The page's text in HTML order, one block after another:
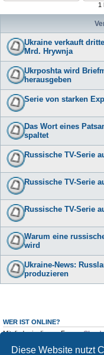
Diese Website nutzt
1
Ukraine verkauft
Mrd. Hrywnja
Ukrposhta wird
herausgeben
Serie von starken
Das Wort eines
spaltet
Russische TV-Serie
Russische TV-Serie
Russische TV-Serie
Warum eine
wird
Ukraine-News:
produzieren
WER IST ONLINE?
Mitglieder in diesem Forum: